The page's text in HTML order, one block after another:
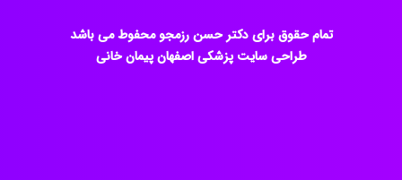
تمام حقوق برای دکتر حسن رزمجو محفوط می باشد
طراحی سایت پزشکی اصفهان پیمان خانی